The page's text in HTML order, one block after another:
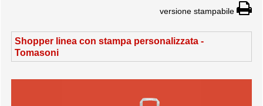
versione stampabile
Shopper linea con stampa personalizzata -
Tomasoni